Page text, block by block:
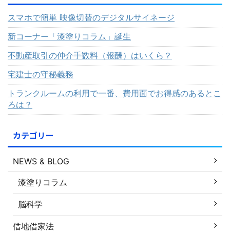
スマホで簡単 映像切替のデジタルサイネージ
新コーナー「漆塗りコラム」誕生
不動産取引の仲介手数料（報酬）はいくら？
宅建士の守秘義務
トランクルームの利用で一番、費用面でお得感のあるとこ
ろは？
カテゴリー
NEWS & BLOG
漆塗りコラム
脳科学
借地借家法